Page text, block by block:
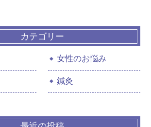
カテゴリー
女性のお悩み
鍼灸